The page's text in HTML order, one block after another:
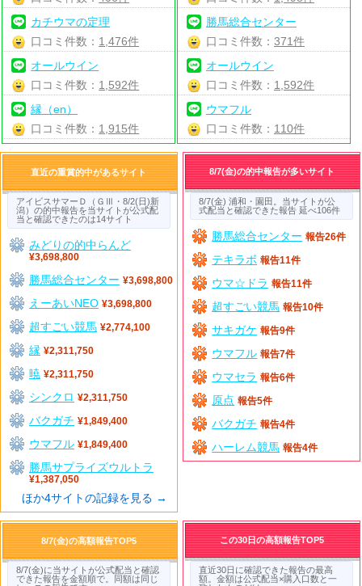
カチウマの定理
口コミ件数： 1,476件
オールウイン
口コミ件数： 1,592件
縁（en）
口コミ件数： 1,915件
勝馬総合センター
口コミ件数： 371件
オールウイン
口コミ件数： 1,592件
ウマフル
口コミ件数： 110件
直近の重賞的中があるサイト
アイビスサマーＤ（ＧⅢ・8/2(日)新
潟）の的中報告を当サイトが公式配
当と確認できたのは14サイト
みどりの的中らんど
¥3,698,800
勝馬総合センター ¥3,698,800
えーあいNEO ¥3,698,800
超すごい競馬 ¥2,774,100
縁 ¥2,311,750
暁 ¥2,311,750
シンクロ ¥2,311,750
バクガチ ¥1,849,400
ウマフル ¥1,849,400
勝馬サプライズウルトラ
¥1,387,050
ほか4サイトの記録を見る →
8/7(金)の的中報告が多いサイト
8/7(金) 浦和・園田。当サイトが公
式配当と確認できた報告 延べ106件
勝馬総合センター 報告26件
テキラボ 報告11件
ウマ☆ドラ 報告11件
超すごい競馬 報告10件
サキガケ 報告9件
ウマフル 報告7件
ウマセラ 報告6件
原点 報告5件
バクガチ 報告4件
ハーレム競馬 報告4件
8/7(金)の高額報告TOP5
8/7(金)に当サイトが公式配当と確認
できた報告を金額順で。同額は同じ
この30日の高額報告TOP5
直近30日に確認できた報告の最高
額。金額は公式配当×購入口数と一